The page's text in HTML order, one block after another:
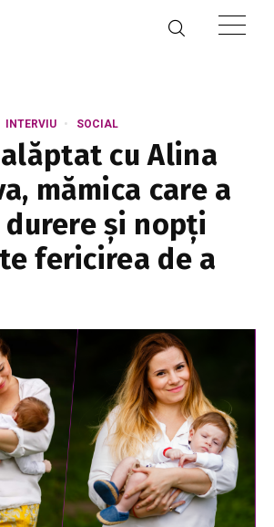
INTERVIU SOCIAL
cu Alina
mămica care a
și nopți
fericirea de a